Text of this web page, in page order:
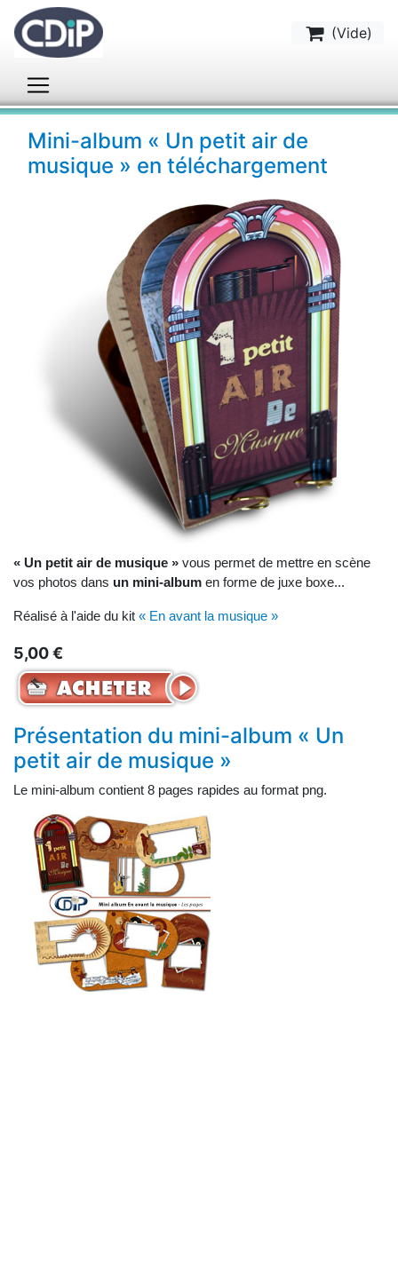
(Vide)
Mini-album « Un petit air de
musique » en téléchargement
« Un petit air de musique » vous permet de mettre en scène
vos photos dans un mini-album en forme de juxe boxe...
Réalisé à l'aide du kit « En avant la musique »
5,00 €
Présentation du mini-album « Un
petit air de musique »
Le mini-album contient 8 pages rapides au format png.